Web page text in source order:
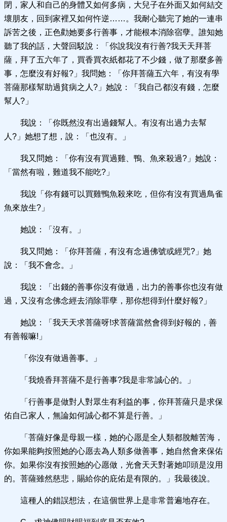
閉，家人和自己的身體又如何多病，大兒子在外面又如何結交
壞朋友，回到家裡又如何忤逆……。我耐心聽完了她的一連串
訴苦之後，正色勸她要多行善事，才能根本消除宿孽。誰知她
聽了我的話，大聲回駁說：「你說我沒有行善?我天天拜菩
薩，拜了五六年了，買香買衣紙都花了不少錢，做了那麼多善
事，怎麼沒有好報?」我問她：「你拜菩薩五六年，有沒有學
菩薩那樣幫助過貧病之人?」她說：「我自己都沒有錢，怎麼
幫人?」
我說：「你既然沒有出過錢幫人。有沒有出過力去幫
人?」她想了想，說：「也沒有。」
我又問她：「你有沒有買過雞、鴨、魚來殺過?」她說：
「當然有啦，難道我不能吃?」
我說「你有錢可以買雞鴨魚殺來吃，但你有沒有買過鳥雀
魚來放生?」
她說：「沒有。」
我又問她：「你拜菩薩，有沒有念過佛號或經咒?」她
說：「我不會念。」
我說：「出錢的善事你沒有做過，出力的善事你也沒有做
過，又沒有念佛念經去消除罪孽，那你想得到什麼好報?」
她說：「我天天求菩薩呀!求菩薩當然會得到好報的，善
有善報嘛!」
「你沒有做過善事。」
「我燒香拜菩薩不是行善事?我是非常誠心的。」
「行善事是做對人對眾生有利益的事，你拜菩薩只是求保
佑自己家人，無論如何誠心都不算是行善。」
「菩薩好像是母親一樣，她的心愿是全人類都脫離苦海，
你如果能夠按照她的心愿去為人類多做善事，她自然會來保佑
你。如果你沒有按照她的心愿做，光會天天對著她叩頭是沒用
的。菩薩雖然慈悲，賜給你的庇佑是有限的。」我最後說。
這種人的錯誤想法，在這個世界上是非常普遍地存在。